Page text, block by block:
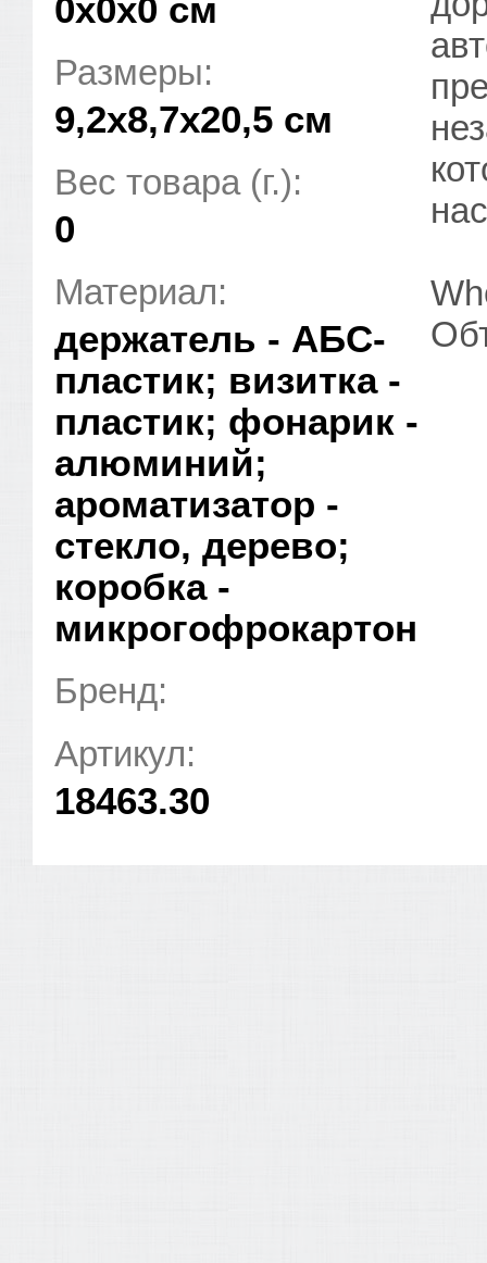
0x0x0 см
Размеры:
9,2х8,7х20,5 см
Вес товара (г.):
0
Материал:
держатель - АБС-
пластик; визитка -
пластик; фонарик -
алюминий;
ароматизатор -
стекло, дерево;
коробка -
микрогофрокартон
Бренд:
Артикул:
18463.30